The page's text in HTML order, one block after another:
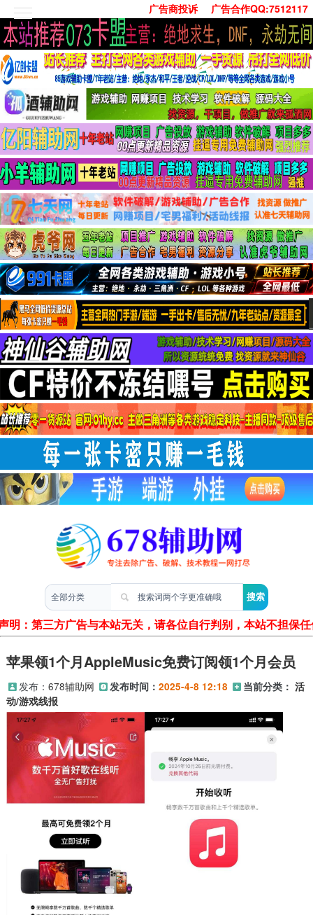
广告商投诉 广告合作QQ:7512117
首页
技术学习
安卓绿化
单机游戏
社交娱乐
系统工具
活动线报
常用办公
源码收集
值得一看
两性情感
明：第三方广告与本站无关，请各位自行判别，本站不担保
苹果领1个月AppleMusic免费订阅领1个月会员
发布： 678辅助网 发布时间： 2025-4-8 12:18 当前分类： 活
动/游戏线报